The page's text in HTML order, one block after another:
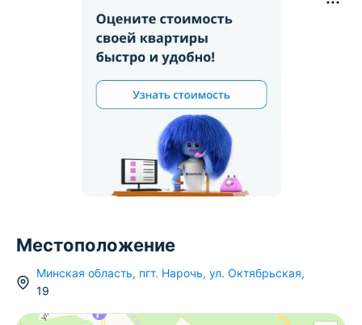
Местоположение
Минская область, пгт. Нарочь, ул. Октябрьская,
19